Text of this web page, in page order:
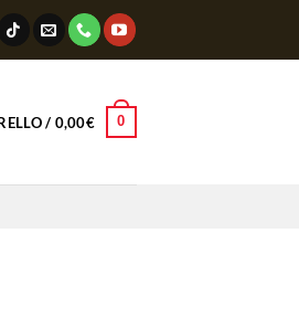
/ 0,00€ 0